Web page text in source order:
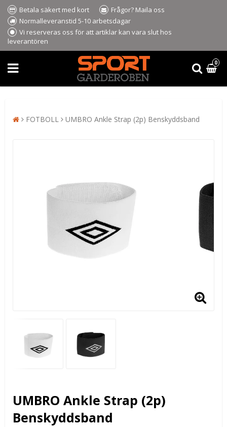
Betala säkert med kort
Frågor? Maila oss
Normalleveranstid 5-10 arbetsdagar
Vi reserveras oss för att artiklar kan vara slut hos
leverantören
0
FOTBOLL UMBRO Ankle Strap (2p) Benskyddsband
UMBRO Ankle Strap (2p)
Benskyddsband